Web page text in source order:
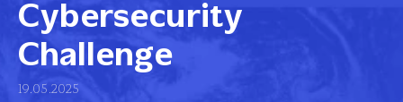
Cybersecurity
Challenge
19.05.2025